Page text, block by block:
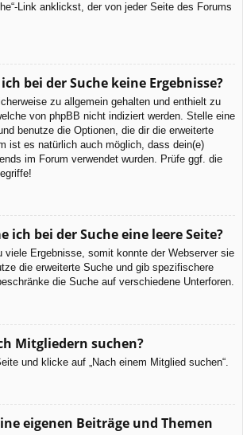
Link anklickst, der von jeder Seite des Forums
bei der Suche keine Ergebnisse?
zu allgemein gehalten und enthielt zu
von phpBB nicht indiziert werden. Stelle eine
benutze die Optionen, die dir die erweiterte
ist es natürlich auch möglich, dass dein(e)
im Forum verwendet wurden. Prüfe ggf. die
ich bei der Suche eine leere Seite?
viele Ergebnisse, somit konnte der Webserver sie
die erweiterte Suche und gib spezifischere
die Suche auf verschiedene Unterforen.
Mitgliedern suchen?
und klicke auf „Nach einem Mitglied suchen“.
eigenen Beiträge und Themen